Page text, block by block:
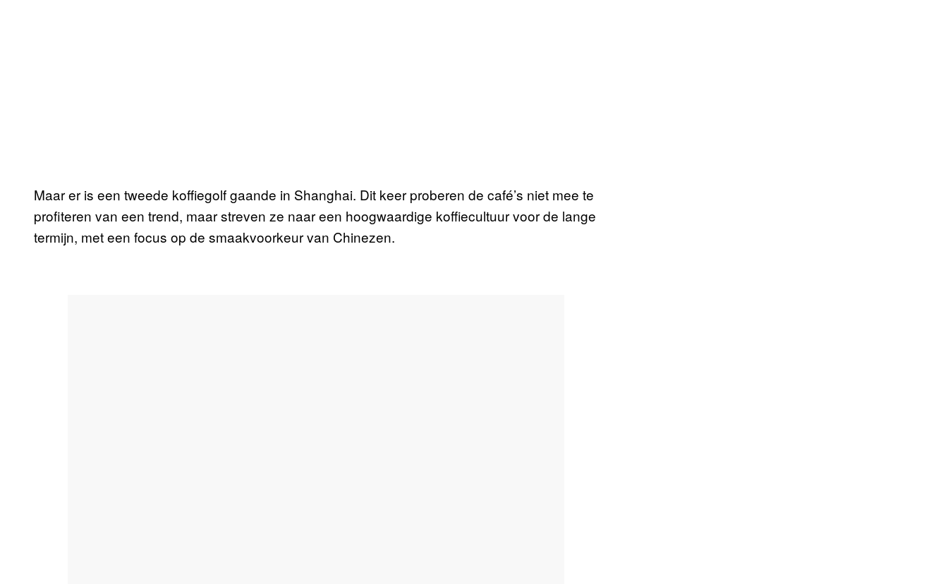
Maar er is een tweede koffiegolf gaande in Shanghai. Dit keer proberen de café’s niet mee te
profiteren van een trend, maar streven ze naar een hoogwaardige koffiecultuur voor de lange
termijn, met een focus op de smaakvoorkeur van Chinezen.